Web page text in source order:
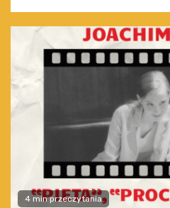
4 min przeczytania